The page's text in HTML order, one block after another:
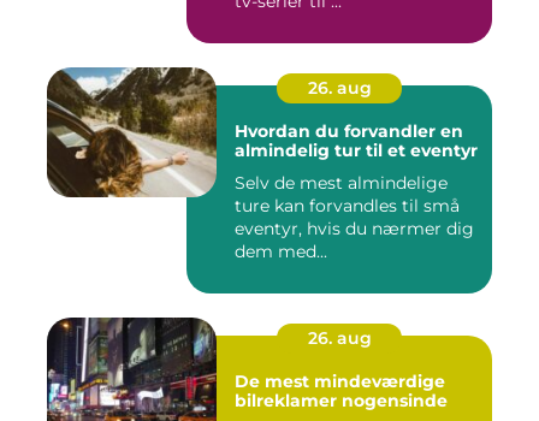
26. aug
Hvordan du forvandler en
almindelig tur til et eventyr
Selv de mest almindelige
ture kan forvandles til små
eventyr, hvis du nærmer dig
dem med...
26. aug
De mest mindeværdige
bilreklamer nogensinde